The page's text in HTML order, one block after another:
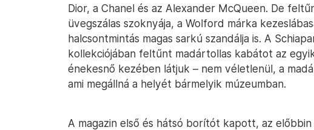
Dior, a Chanel és az Alexander McQueen. De
üvegszálas szoknyája, a Wolford márka
halcsontmintás magas sarkú szandálja is. A
kollekciójában feltűnt madártollas kabátot az
énekesnő kezében látjuk – nem véletlenül, a
ami megállná a helyét bármelyik múzeumban.
A magazin első és hátsó borítót kapott, az